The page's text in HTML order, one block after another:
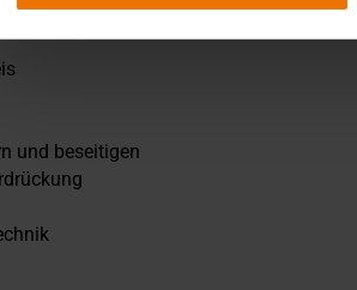
und beseitigen